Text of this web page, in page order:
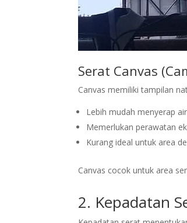
Serat Canvas
Canvas memiliki tampilan
Lebih mudah menyerap air
Memerlukan perawatan
Kurang ideal untuk area
Canvas cocok untuk area
2. Kepadatan